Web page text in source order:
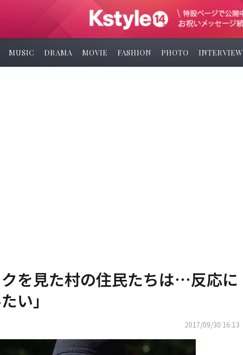
MUSIC DRAMA MOVIE FASHION PHOTO INTERVIEW
を見た村の住民たちは…反応に
い」
2017/09/30 16:13